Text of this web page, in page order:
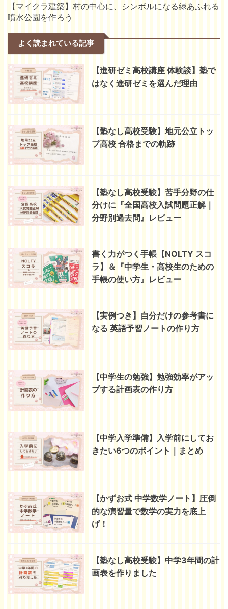
【マイクラ建築】村の中心に、シンボルになる緑あふれる
噴水公園を作ろう
よく読まれている記事
【進研ゼミ高校講座 体験談】塾で
はなく進研ゼミを選んだ理由
【塾なし高校受験】地元公立トッ
プ高校 合格までの軌跡
【塾なし高校受験】苦手分野の仕
分けに『全国高校入試問題正解｜
分野別過去問』レビュー
書く力がつく手帳【NOLTY スコ
ラ】＆『中学生・高校生のための
手帳の使い方』レビュー
【実例つき】自分だけの参考書に
なる 英語予習ノートの作り方
【中学生の勉強】勉強効率がアッ
プする計画表の作り方
【中学入学準備】入学前にしてお
きたい6つのポイント｜まとめ
【かずお式 中学数学ノート】圧倒
的な演習量で数学の実力を底上
げ！
【塾なし高校受験】中学3年間の計
画表を作りました